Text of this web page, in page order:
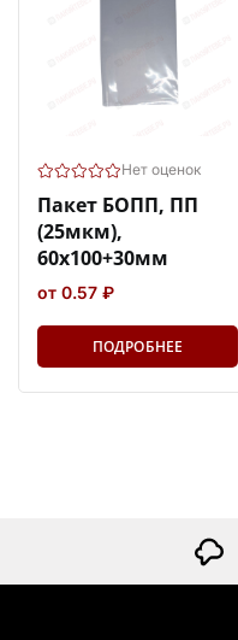
Нет оценок
Пакет БОПП, ПП
(25мкм),
60х100+30мм
от 0.57 ₽
ПОДРОБНЕЕ